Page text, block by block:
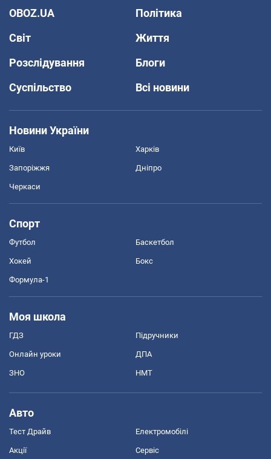
OBOZ.UA
Політика
Світ
Життя
Розслідування
Блоги
Суспільство
Всі новини
Новини України
Київ Харків
Запоріжжя Дніпро
Черкаси
Спорт
Футбол Баскетбол
Хокей Бокс
Формула-1
Моя школа
ГДЗ Підручники
Онлайн уроки ДПА
ЗНО НМТ
Авто
Тест Драйв Електромобілі
Акції Сервіс